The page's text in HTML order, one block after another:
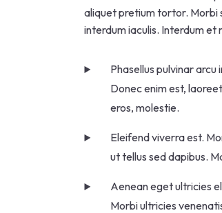
aliquet pretium tortor. Morbi
interdum iaculis. Interdum et
Phasellus pulvinar
Donec enim est,
eros, molestie.
Eleifend viverra est.
ut tellus sed dapibus.
Aenean eget ultricies
Morbi ultricies